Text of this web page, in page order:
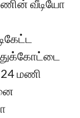
வீடியோ
மணி